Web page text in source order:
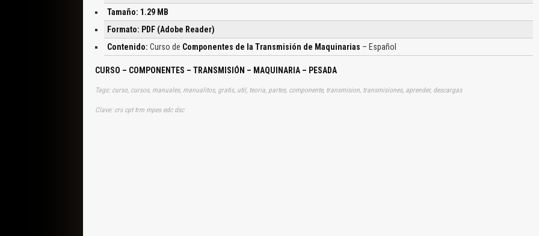
Tamaño: 1.29 MB
Formato: PDF (Adobe Reader)
Contenido: Curso de Componentes de la Transmisión de Maquinarias – Español
CURSO – COMPONENTES – TRANSMISIÓN – MAQUINARIA – PESADA
Tags: curso, cursos, manuales, manualitos, gratis, util, teoria, partes, componente, transmision, transmisiones, aprender, descargas
Clave: crs cpt trm mpes edc dsc